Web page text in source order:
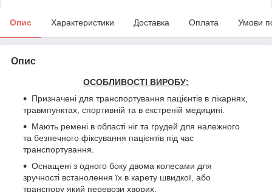
Опис Характеристики Доставка Оплата Умови
Опис
ОСОБЛИВОСТІ ВИРОБУ:
Призначені для транспортування пацієнтів в лікарнях,
травмпунктах, спортивній та в екстреній медицині.
Мають ремені в області ніг та грудей для належного
та безпечного фіксування пацієнтів під час
транспортування.
Оснащені з одного боку двома колесами для
зручності встанолення їх в карету швидкої, або
транспору який перевози хворих.